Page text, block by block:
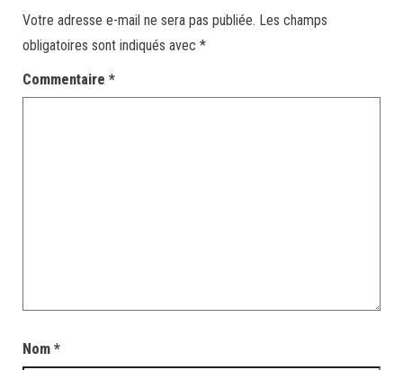
Votre adresse e-mail ne sera pas publiée. Les champs
obligatoires sont indiqués avec *
Commentaire *
Nom *